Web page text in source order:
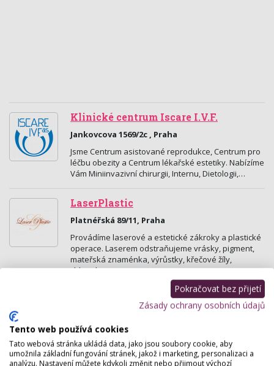
Klinické centrum Iscare I.V.F.
Jankovcova 1569/2c , Praha
Jsme Centrum asistované reprodukce, Centrum pro
léčbu obezity a Centrum lékařské estetiky. Nabízíme
Vám Miniinvazivní chirurgii, Internu, Dietologii,…
LaserPlastic
Platnéřská 89/11, Praha
Provádíme laserové a estetické zákroky a plastické
operace. Laserem odstraňujeme vrásky, pigment,
mateřská znaménka, výrůstky, křečové žíly,
chloupky…
Brandeis Clinic
Vzhled není v životě tím nejdůležitějším, ale leccos o
nás vypovídá. Pěstěný zevnějšek naznačuje stejně
precizní přístup i ke zbytku života. Naším…
Pokračovat bez přijetí
Zásady ochrany osobních údajů
Tento web používá cookies
Tato webová stránka ukládá data, jako jsou soubory cookie, aby
umožnila základní fungování stránek, jakož i marketing, personalizaci a
analýzu. Nastavení můžete kdykoli změnit nebo přijmout výchozí